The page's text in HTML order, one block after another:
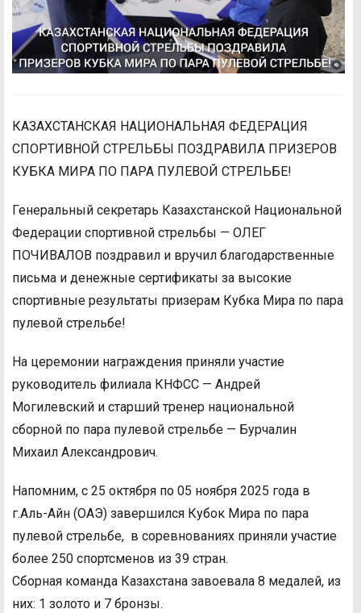
КАЗАХСТАНСКАЯ НАЦИОНАЛЬНАЯ ФЕДЕРАЦИЯ
СПОРТИВНОЙ СТРЕЛЬБЫ ПОЗДРАВИЛА ПРИЗЕРОВ
КУБКА МИРА ПО ПАРА ПУЛЕВОЙ СТРЕЛЬБЕ!
Генеральный секретарь Казахстанской Национальной
Федерации спортивной стрельбы — ОЛЕГ
ПОЧИВАЛОВ поздравил и вручил благодарственные
письма и денежные сертификаты за высокие
спортивные результаты призерам Кубка Мира по пара
пулевой стрельбе!
На церемонии награждения приняли участие
руководитель филиала КНФСС — Андрей
Могилевский и старший тренер национальной
сборной по пара пулевой стрельбе — Бурчалин
Михаил Александрович.
Напомним, с 25 октября по 05 ноября 2025 года в
г.Аль-Айн (ОАЭ) завершился Кубок Мира по пара
пулевой стрельбе, в соревнованиях приняли участие
более 250 спортсменов из 39 стран.
Сборная команда Казахстана завоевала 8 медалей, из
них: 1 золото и 7 бронзы.